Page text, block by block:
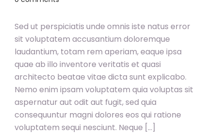
Sed ut perspiciatis unde omnis iste natus error
sit voluptatem accusantium doloremque
laudantium, totam rem aperiam, eaque ipsa
quae ab illo inventore veritatis et quasi
architecto beatae vitae dicta sunt explicabo.
Nemo enim ipsam voluptatem quia voluptas sit
aspernatur aut odit aut fugit, sed quia
consequuntur magni dolores eos qui ratione
voluptatem sequi nesciunt. Neque […]